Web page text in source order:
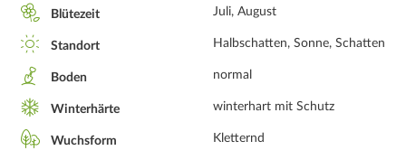
Blütezeit Juli, August
Standort Halbschatten, Sonne, Schatten
Boden normal
Winterhärte winterhart mit Schutz
Wuchsform Kletternd